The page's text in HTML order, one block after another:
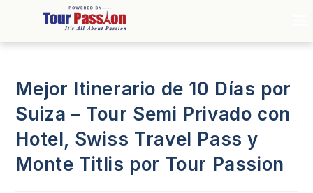
Mejor Itinerario de 10 Días por
Suiza – Tour Semi Privado con
Hotel, Swiss Travel Pass y
Monte Titlis por Tour Passion